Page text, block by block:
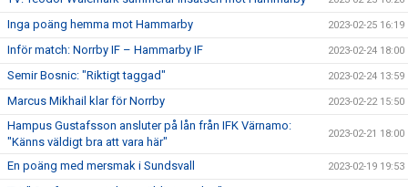
Inga poäng hemma mot Hammarby 2023-02-25 16:19
Inför match: Norrby IF – Hammarby IF 2023-02-24 18:00
Semir Bosnic: "Riktigt taggad" 2023-02-24 13:59
Marcus Mikhail klar för Norrby 2023-02-22 15:50
Hampus Gustafsson ansluter på lån från IFK Värnamo:
"Känns väldigt bra att vara här"
2023-02-21 18:00
En poäng med mersmak i Sundsvall 2023-02-19 19:53